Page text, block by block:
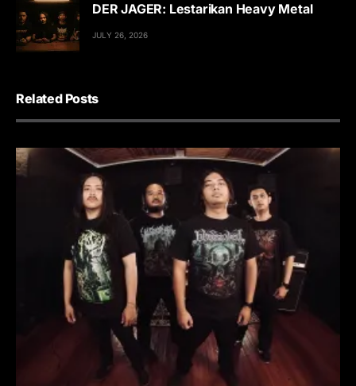
DER JAGER: Lestarikan Heavy Metal
JULY 26, 2026
Related Posts